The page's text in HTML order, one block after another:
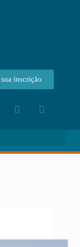
inscrição